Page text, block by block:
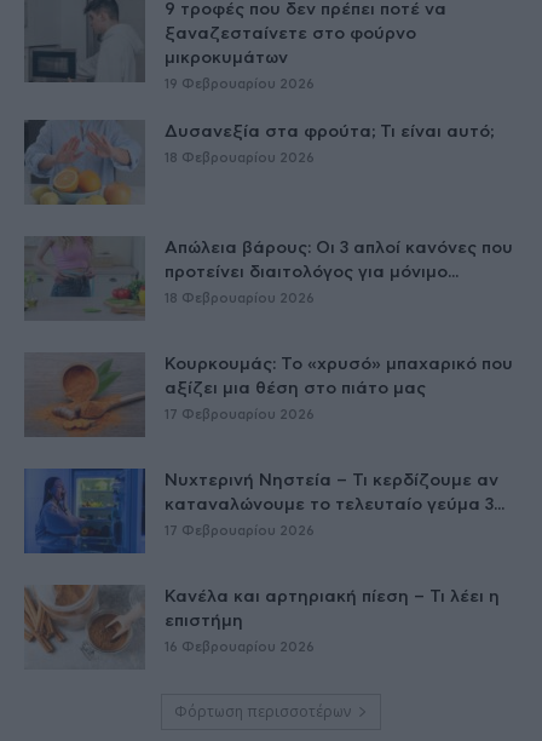
9 τροφές που δεν πρέπει ποτέ να
ξαναζεσταίνετε στο φούρνο
μικροκυμάτων
19 Φεβρουαρίου 2026
Δυσανεξία στα φρούτα; Τι είναι αυτό;
18 Φεβρουαρίου 2026
Απώλεια βάρους: Οι 3 απλοί κανόνες που
προτείνει διαιτολόγος για μόνιμο...
18 Φεβρουαρίου 2026
Κουρκουμάς: Το «χρυσό» μπαχαρικό που
αξίζει μια θέση στο πιάτο μας
17 Φεβρουαρίου 2026
Νυχτερινή Νηστεία – Τι κερδίζουμε αν
καταναλώνουμε το τελευταίο γεύμα 3...
17 Φεβρουαρίου 2026
Κανέλα και αρτηριακή πίεση – Τι λέει η
επιστήμη
16 Φεβρουαρίου 2026
Φόρτωση περισσοτέρων